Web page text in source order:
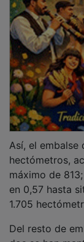
hectómetros,
máximo de
en 0,57 hasta
1.705
dos se han